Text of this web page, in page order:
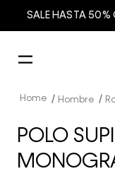
SALE HASTA 50%
Hombre
POLO